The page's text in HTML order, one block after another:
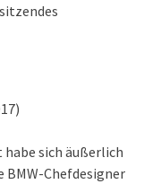
habe sich äußerlich
BMW-Chefdesigner